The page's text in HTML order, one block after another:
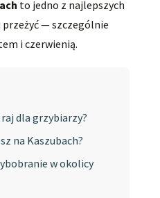
to jedno z najlepszych
— szczególnie
i czerwienią.
dla grzybiarzy?
na Kaszubach?
w okolicy